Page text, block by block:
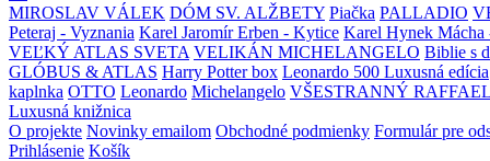
MIROSLAV VÁLEK DÓM SV. ALŽBETY Piačka PALLADIO
Peteraj - Vyznania Karel Jaromír Erben - Kytice Karel Hynek Mácha
VEĽKÝ ATLAS SVETA VELIKÁN MICHELANGELO Biblie s
GLÓBUS & ATLAS Harry Potter box Leonardo 500 Luxusná edícia
kaplnka OTTO Leonardo Michelangelo VŠESTRANNÝ
Luxusná knižnica
O projekte Novinky emailom Obchodné podmienky Formulár pre
Prihlásenie Košík